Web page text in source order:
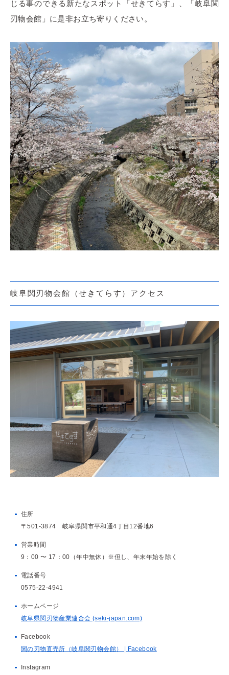
じる事のできる新たなスポット「せきてらす」、「岐阜関
刃物会館」に是非お立ち寄りください。
岐阜関刃物会館（せきてらす）アクセス
住所
〒501-3874 岐阜県関市平和通4丁目12番地6
営業時間
9：00 〜 17：00（年中無休）※但し、年末年始を除く
電話番号
0575-22-4941
ホームページ
岐阜県関刃物産業連合会 (seki-japan.com)
Facebook
関の刃物直売所（岐阜関刃物会館） | Facebook
Instagram